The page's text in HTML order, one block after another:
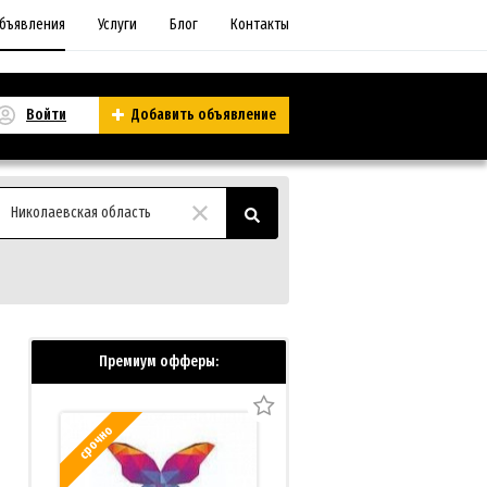
Услуги Блог Контакты
Войти Добавить объявление
Николаевская область
Премиум офферы:
срочно